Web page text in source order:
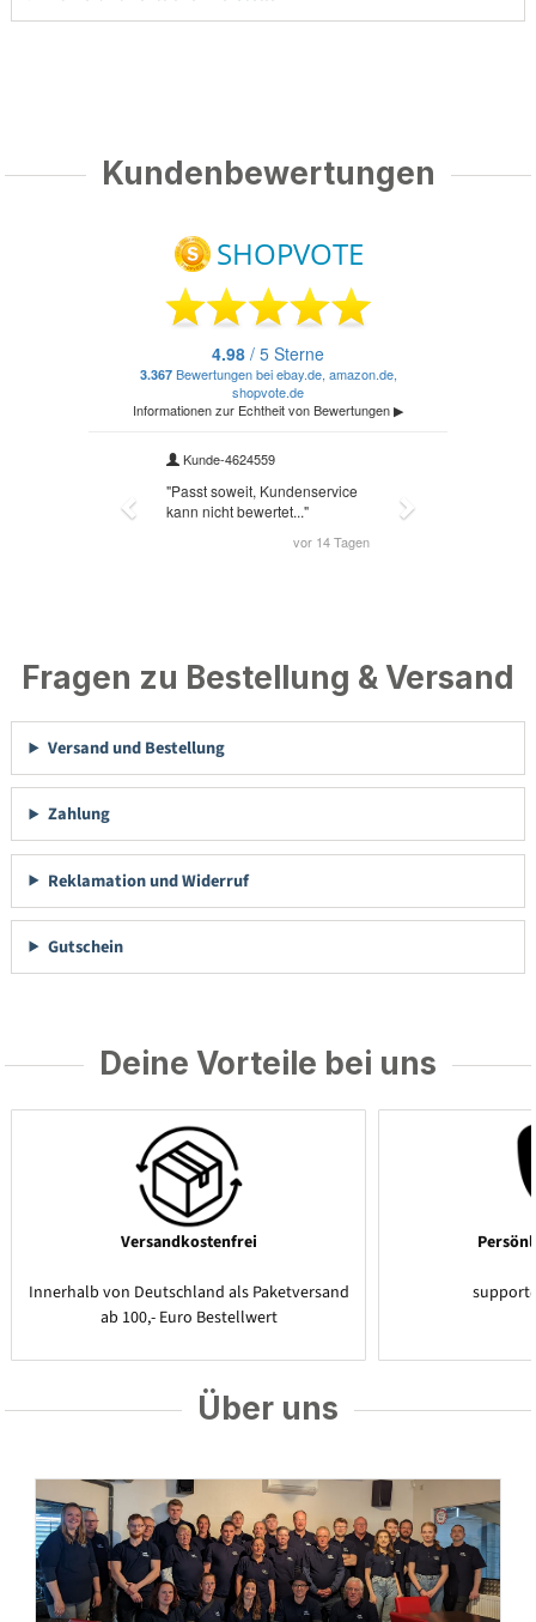
Kundenbewertungen
Fragen zu Bestellung & Versand
Versand und Bestellung
Zahlung
Reklamation und Widerruf
Gutschein
Deine Vorteile bei uns
Versandkostenfrei
Innerhalb von Deutschland als Paketversand
ab 100,- Euro Bestellwert
Über uns